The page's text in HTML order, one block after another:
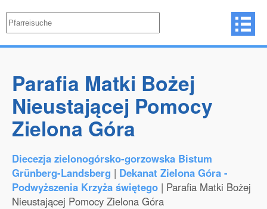
Parafia Matki Bożej
Nieustającej Pomocy
Zielona Góra
Diecezja zielonogórsko-gorzowska Bistum
Grünberg-Landsberg | Dekanat Zielona Góra -
Podwyższenia Krzyża świętego | Parafia Matki Bożej
Nieustającej Pomocy Zielona Góra